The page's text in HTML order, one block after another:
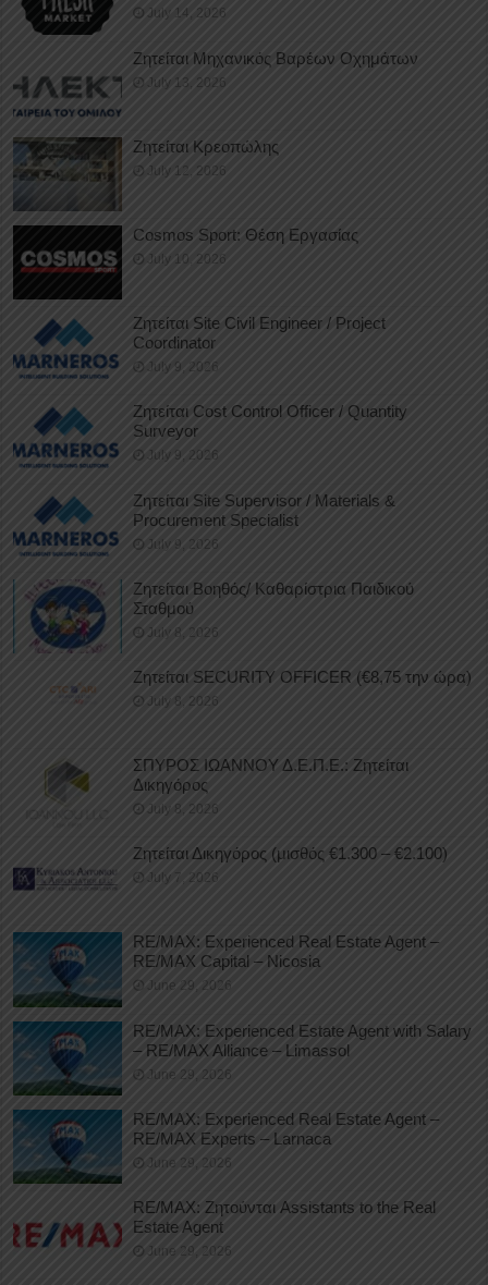
July 14, 2026
Ζητείται Μηχανικός Βαρέων Οχημάτων
July 13, 2026
Ζητείται Κρεοπώλης
July 12, 2026
Cosmos Sport: Θέση Εργασίας
July 10, 2026
Ζητείται Site Civil Engineer / Project
Coordinator
July 9, 2026
Ζητείται Cost Control Officer / Quantity
Surveyor
July 9, 2026
Ζητείται Site Supervisor / Materials &
Procurement Specialist
July 9, 2026
Ζητείται Βοηθός/ Καθαρίστρια Παιδικού
Σταθμού
July 8, 2026
Ζητείται SECURITY OFFICER (€8,75 την ώρα)
July 8, 2026
ΣΠΥΡΟΣ ΙΩΑΝΝΟΥ Δ.Ε.Π.Ε.: Ζητείται
Δικηγόρος
July 8, 2026
Ζητείται Δικηγόρος (μισθός €1.300 – €2.100)
July 7, 2026
RE/MAX: Experienced Real Estate Agent –
RE/MAX Capital – Nicosia
June 29, 2026
RE/MAX: Experienced Estate Agent with Salary
– RE/MAX Alliance – Limassol
June 29, 2026
RE/MAX: Experienced Real Estate Agent –
RE/MAX Experts – Larnaca
June 29, 2026
RE/MAX: Ζητούνται Assistants to the Real
Estate Agent
June 29, 2026